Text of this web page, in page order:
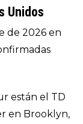
Unidos
de 2026 en
están el TD
en Brooklyn,